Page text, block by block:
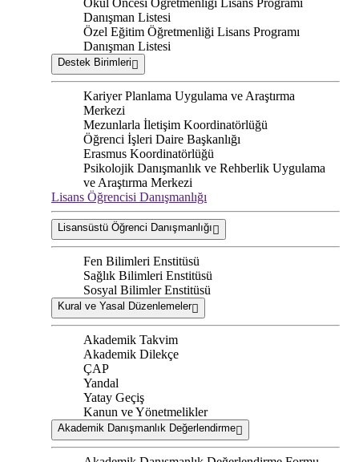
Okul Öncesi Öğretmenliği Lisans Programı
Danışman Listesi
Özel Eğitim Öğretmenliği Lisans Programı
Danışman Listesi
Destek Birimleri
Kariyer Planlama Uygulama ve Araştırma
Merkezi
Mezunlarla İletişim Koordinatörlüğü
Öğrenci İşleri Daire Başkanlığı
Erasmus Koordinatörlüğü
Psikolojik Danışmanlık ve Rehberlik Uygulama
ve Araştırma Merkezi
Lisans Öğrencisi Danışmanlığı
Lisansüstü Öğrenci Danışmanlığı
Fen Bilimleri Enstitüsü
Sağlık Bilimleri Enstitüsü
Sosyal Bilimler Enstitüsü
Kural ve Yasal Düzenlemeler
Akademik Takvim
Akademik Dilekçe
ÇAP
Yandal
Yatay Geçiş
Kanun ve Yönetmelikler
Akademik Danışmanlık Değerlendirme